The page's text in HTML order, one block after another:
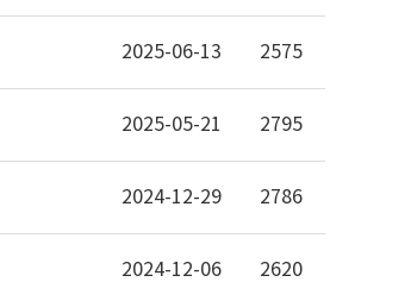
2025-06-13 2575
2025-05-21 2795
2024-12-29 2786
2024-12-06 2620